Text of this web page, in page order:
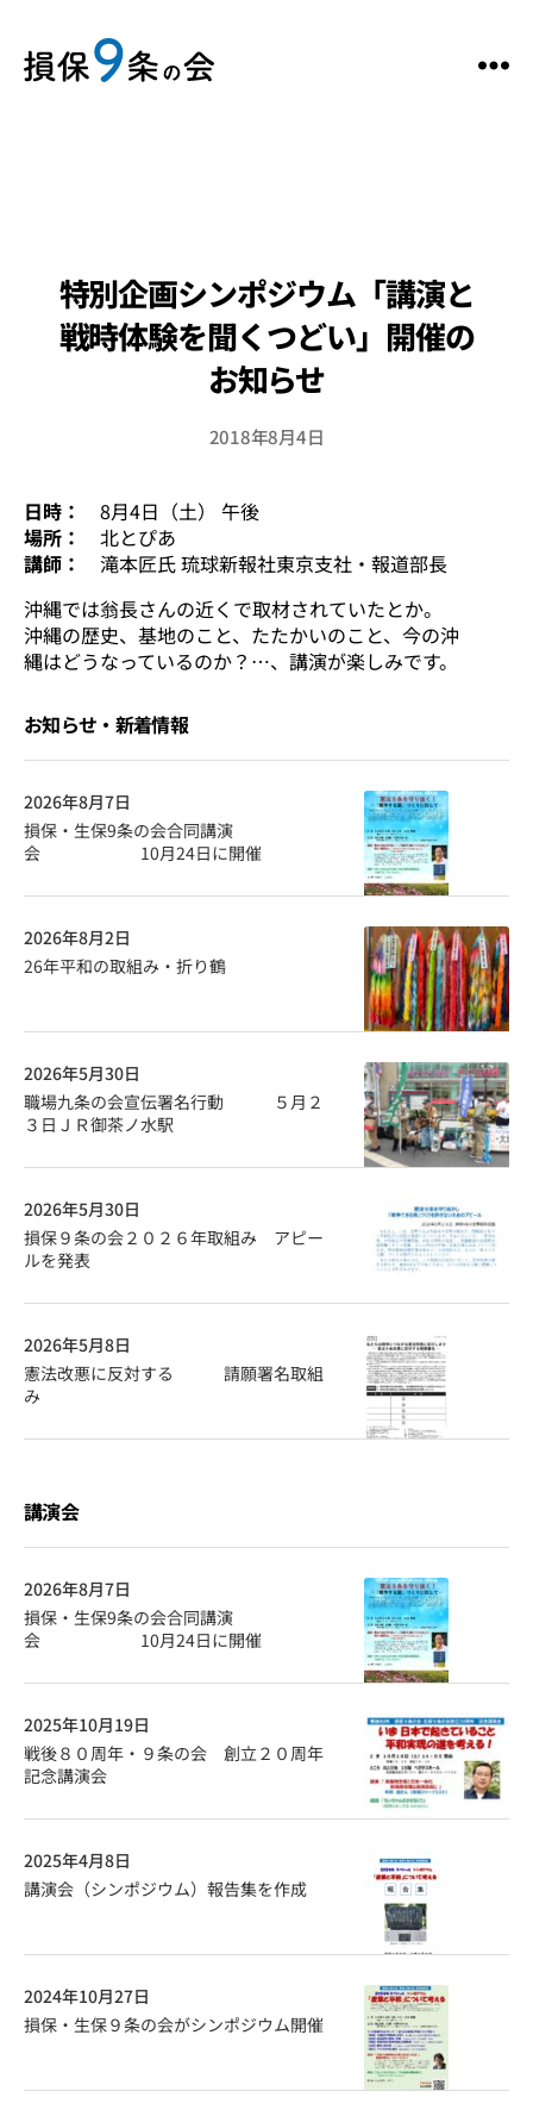
特別企画シンポジウム「講演と
戦時体験を聞くつどい」開催の
お知らせ
2018年8月4日
日時：
8月4日（土） 午後
場所：
北とぴあ
講師：
滝本匠氏 琉球新報社東京支社・報道部長
沖縄では翁長さんの近くで取材されていたとか。
沖縄の歴史、基地のこと、たたかいのこと、今の沖
縄はどうなっているのか？…、講演が楽しみです。
お知らせ・新着情報
損保・生保9条の会合同講演
会 10月24日に開催
2026年8月7日
26年平和の取組み・折り鶴
2026年8月2日
職場九条の会宣伝署名行動 ５月２
３日ＪＲ御茶ノ水駅
2026年5月30日
損保９条の会２０２６年取組み アピー
ルを発表
2026年5月30日
憲法改悪に反対する 請願署名取組
み
2026年5月8日
講演会
損保・生保9条の会合同講演
会 10月24日に開催
2026年8月7日
戦後８０周年・９条の会 創立２０周年
記念講演会
2025年10月19日
講演会（シンポジウム）報告集を作成
2025年4月8日
損保・生保９条の会がシンポジウム開催
2024年10月27日